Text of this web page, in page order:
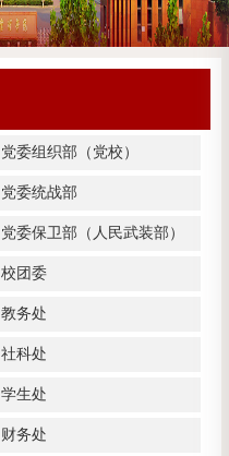
党委组织部（党校）
党委统战部
党委保卫部（人民武装部）
校团委
教务处
社科处
学生处
财务处